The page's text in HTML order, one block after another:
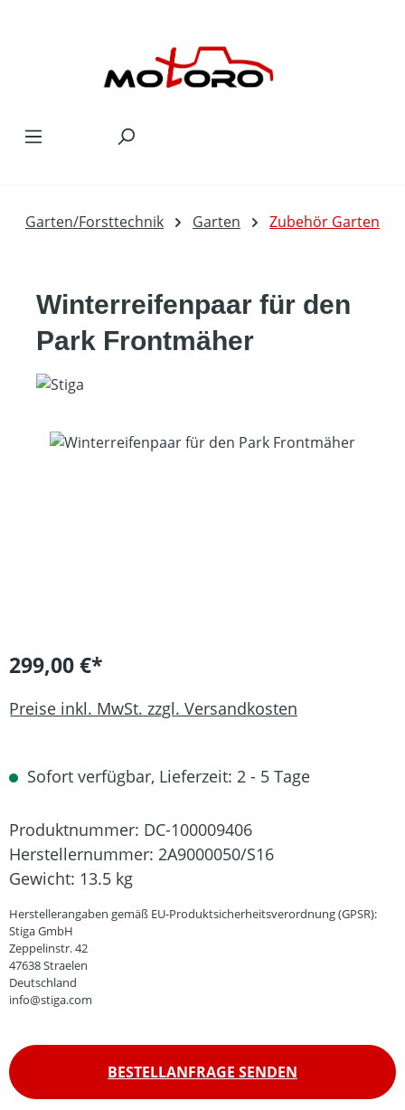
Garten/Forsttechnik Garten Zubehör Garten
Winterreifenpaar für den
Park Frontmäher
Bildergalerie überspringen
299,00 €*
Preise inkl. MwSt. zzgl. Versandkosten
Sofort verfügbar, Lieferzeit: 2 - 5 Tage
Produktnummer: DC-100009406
Herstellernummer: 2A9000050/S16
Gewicht: 13.5 kg
Herstellerangaben gemäß EU-Produktsicherheitsverordnung (GPSR):
Stiga GmbH
Zeppelinstr. 42
47638 Straelen
Deutschland
info@stiga.com
BESTELLANFRAGE SENDEN